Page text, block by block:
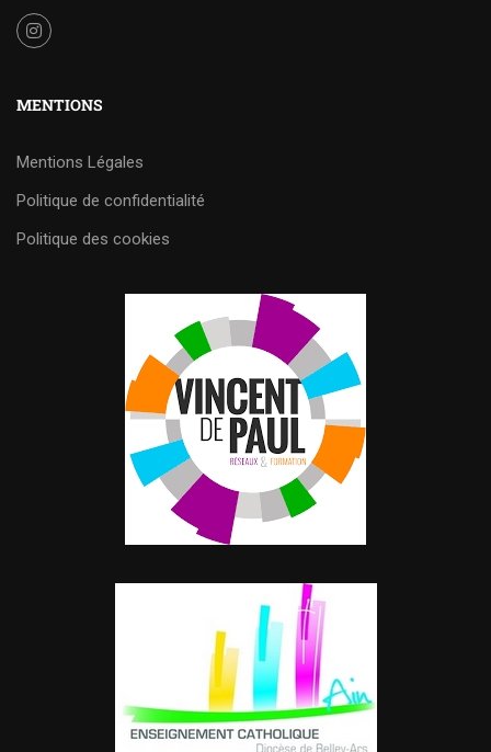
MENTIONS
Mentions Légales
Politique de confidentialité
Politique des cookies